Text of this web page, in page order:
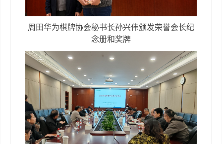
周田华为棋牌协会秘书长孙兴伟颁发荣誉会长纪
念册和奖牌